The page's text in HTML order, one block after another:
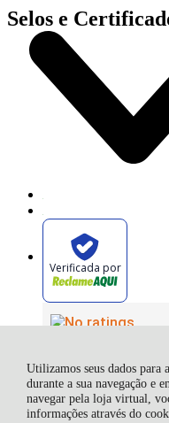
Utilizamos seus dados para
durante a sua navegação e
navegar pela loja virtual,
informações através do
Selos e
Verificada por
FELAP MAQUINAS E